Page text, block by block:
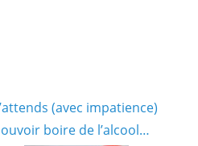
(avec impatience)
boire de l’alcool…